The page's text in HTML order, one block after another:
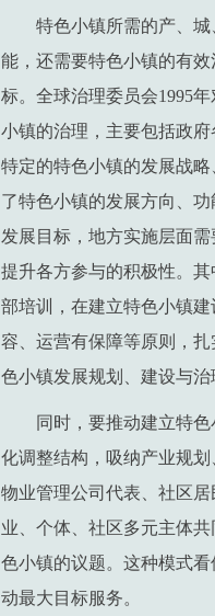
特色小镇所需的产、
能，还需要特色小镇的有
标。全球治理委员会1995
小镇的治理，主要包括政
特定的特色小镇的发展战
了特色小镇的发展方向、
发展目标，地方实施层面
提升各方参与的积极性。
部培训，在建立特色小镇
容、运营有保障等原则，
色小镇发展规划、建设与治
同时，要推动建立特
化调整结构，吸纳产业规
物业管理公司代表、社区
业、个体、社区多元主体
色小镇的议题。这种模式
动最大目标服务。